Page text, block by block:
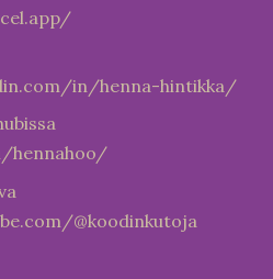
in/henna-hintikka/
hennahoo/
@koodinkutoja